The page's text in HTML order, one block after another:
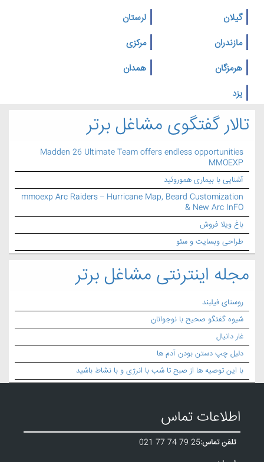
گیلان
لرستان
مازندران
مرکزی
هرمزگان
همدان
یزد
تالار گفتگوی مشاغل برتر
Madden 26 Ultimate Team offers endless opportunities
MMOEXP
آشنایی با بیماری هموروئید
mmoexp Arc Raiders – Hurricane Map, Beard Customization
& New Arc InFO
باغ ویلا فروش
طراحی وبسایت و سئو
مجله اینترنتی مشاغل برتر
روستای فیلبند
شیوه گفتگو صحیح با نوجوانان
غار دانیال
دلیل چپ دستن بودن آدم ها
با این توصیه ها از صبح تا شب با انرژی و با نشاط باشید
اطلاعات تماس
تلفن تماس:021 77 74 79 25